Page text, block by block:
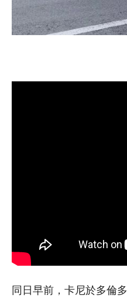
同日早前，卡尼於多倫多